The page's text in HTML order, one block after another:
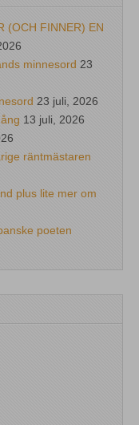
(OCH FINNER) EN
minnesord 23
23 juli, 2026
13 juli, 2026
räntmästaren
plus lite mer om
poeten